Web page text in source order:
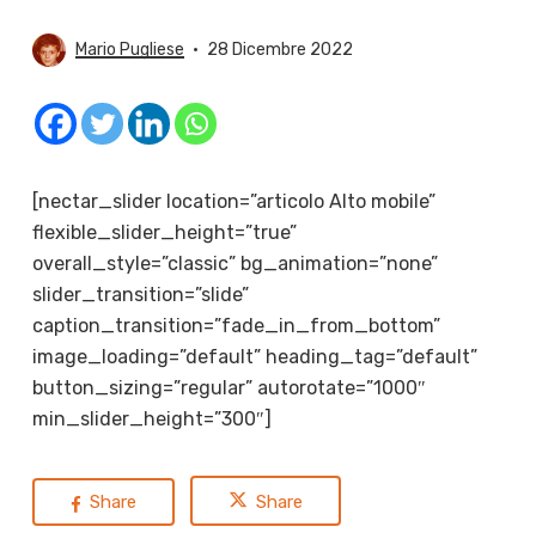
Mario Pugliese 28 Dicembre 2022
[nectar_slider location=”articolo Alto mobile”
flexible_slider_height=”true”
overall_style=”classic” bg_animation=”none”
slider_transition=”slide”
caption_transition=”fade_in_from_bottom”
image_loading=”default” heading_tag=”default”
button_sizing=”regular” autorotate=”1000″
min_slider_height=”300″]
Share Share